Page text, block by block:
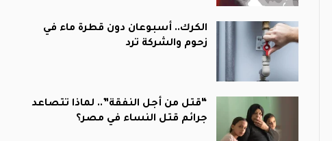
الكرك.. أسبوعان دون قطرة ماء في
زحوم والشركة ترد
“قتل من أجل النفقة”.. لماذا تتصاعد
جرائم قتل النساء في مصر؟